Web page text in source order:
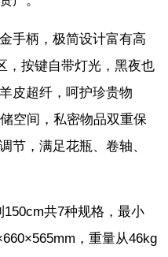
手柄，极简设计富有高
，按键自带灯光，黑夜也
皮超纤，呵护珍贵物
空间，私密物品双重保
节，满足花瓶、卷轴、
150cm共7种规格，最小
，重量从46kg